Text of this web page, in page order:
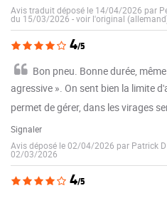
Avis traduit déposé le 14/04/2026 par
du 15/03/2026 -voir l'original
4/5
Bon pneu. Bonne durée,
agressive ». On sent bien la limite
permet de gérer, dans les virages
Signaler
Avis déposé le 02/04/2026 par Patrick
02/03/2026
4/5